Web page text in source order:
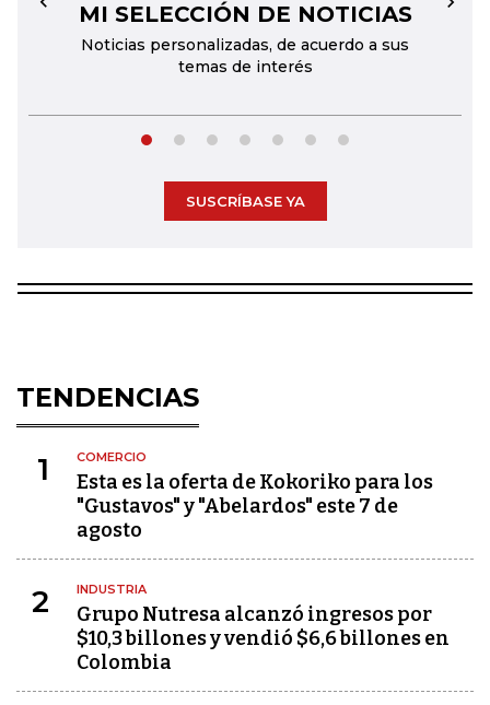
MI SELECCIÓN DE NOTICIAS
Noticias personalizadas, de acuerdo a sus
temas de interés
← →
SUSCRÍBASE YA
TENDENCIAS
1 COMERCIO
Esta es la oferta de Kokoriko para los
"Gustavos" y "Abelardos" este 7 de
agosto
2 INDUSTRIA
Grupo Nutresa alcanzó ingresos por
$10,3 billones y vendió $6,6 billones en
Colombia